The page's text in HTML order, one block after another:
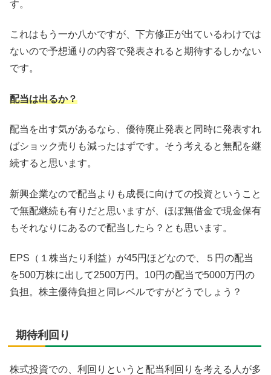
す。
これはもう一か八かですが、下方修正が出ているわけでは
ないので予想通りの内容で発表されると期待するしかない
です。
配当は出るか？
配当を出す気があるなら、優待廃止発表と同時に発表すれ
ばショック売りも減ったはずです。そう考えると無配を継
続すると思います。
新興企業なので配当よりも成長に向けての投資ということ
で無配継続も有りだと思いますが、ほぼ無借金で現金保有
もそれなりにあるので配当したら？とも思います。
EPS（１株当たり利益）が45円ほどなので、５円の配当
を500万株に出して2500万円。10円の配当で5000万円の
負担。株主優待負担と同レベルですがどうでしょう？
期待利回り
株式投資での、利回りというと配当利回りを考える人が多